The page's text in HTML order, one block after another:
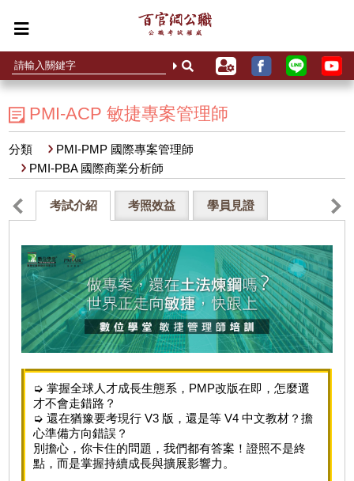
PMI-ACP 敏捷專案管理師
分類
PMI-PMP 國際專案管理師
PMI-PBA 國際商業分析師
考試介紹 考照效益 學員見證
➭ 掌握全球人才成長生態系，PMP改版在即，怎麼選
才不會走錯路？
➭ 還在猶豫要考現行 V3 版，還是等 V4 中文教材？擔
心準備方向錯誤？
別擔心，你卡住的問題，我們都有答案！證照不是終
點，而是掌握持續成長與擴展影響力。